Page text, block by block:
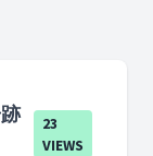
23
VIEWS